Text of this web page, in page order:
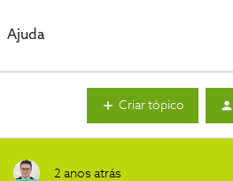
Ajuda
Criar tópico
2 anos atrás